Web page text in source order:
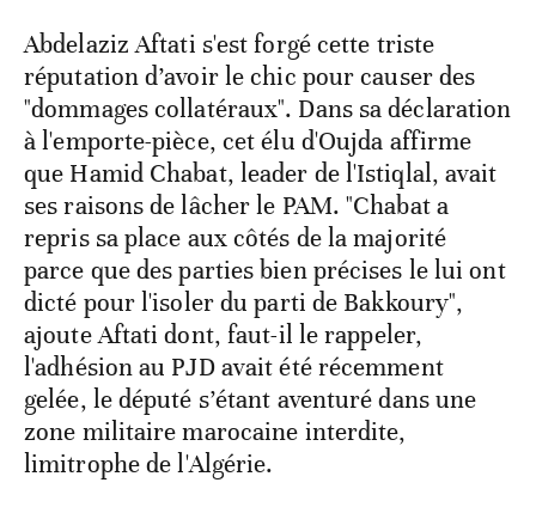
Abdelaziz Aftati s'est forgé cette triste
réputation d’avoir le chic pour causer des
"dommages collatéraux". Dans sa déclaration
à l'emporte-pièce, cet élu d'Oujda affirme
que Hamid Chabat, leader de l'Istiqlal, avait
ses raisons de lâcher le PAM. "Chabat a
repris sa place aux côtés de la majorité
parce que des parties bien précises le lui ont
dicté pour l'isoler du parti de Bakkoury",
ajoute Aftati dont, faut-il le rappeler,
l'adhésion au PJD avait été récemment
gelée, le député s’étant aventuré dans une
zone militaire marocaine interdite,
limitrophe de l'Algérie.